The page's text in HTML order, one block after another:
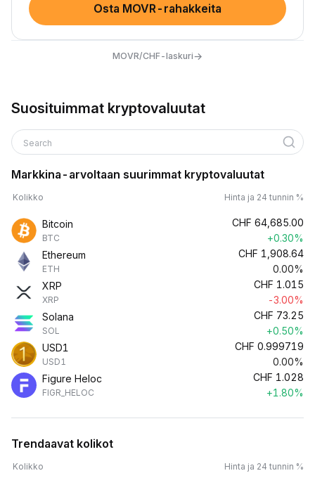
Osta MOVR-rahakkeita
MOVR/CHF-laskuri→
Suosituimmat kryptovaluutat
Search
Markkina-arvoltaan suurimmat kryptovaluutat
Kolikko Hinta ja 24 tunnin %
Bitcoin
BTC
CHF 64,685.00
+0.30%
Ethereum
ETH
CHF 1,908.64
0.00%
XRP
XRP
CHF 1.015
-3.00%
Solana
SOL
CHF 73.25
+0.50%
USD1
USD1
CHF 0.999719
0.00%
Figure Heloc
FIGR_HELOC
CHF 1.028
+1.80%
Trendaavat kolikot
Kolikko Hinta ja 24 tunnin %